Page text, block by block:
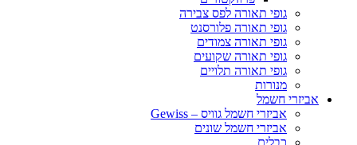
גופי תאורה לפס צבירה
גופי תאורה פלורסנט
גופי תאורה צמודים
גופי תאורה שקועים
גופי תאורה תלויים
מנורות
אביזרי חשמל
אביזרי חשמל גוויס – Gewiss
אביזרי חשמל שונים
כבלים